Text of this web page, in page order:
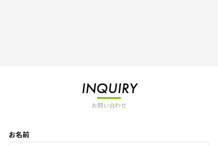
INQUIRY
お問い合わせ
お名前